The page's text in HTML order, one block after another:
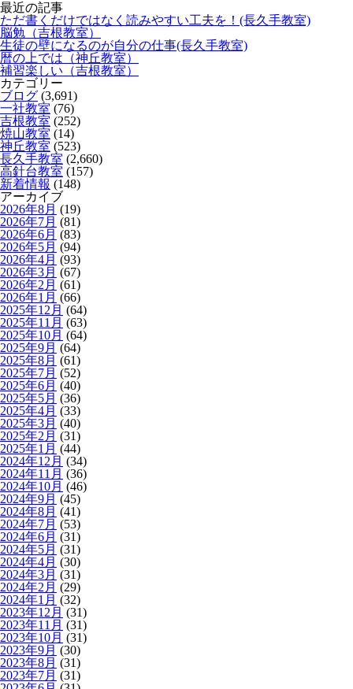
最近の記事
ただ書くだけではなく読みやすい工夫を！(長久手教室)
脳勉（吉根教室）
生徒の壁になるのが自分の仕事(長久手教室)
暦の上では（神丘教室）
補習楽しい（吉根教室）
カテゴリー
ブログ (3,691)
一社教室 (76)
吉根教室 (252)
焼山教室 (14)
神丘教室 (523)
長久手教室 (2,660)
高針台教室 (157)
新着情報 (148)
アーカイブ
2026年8月 (19)
2026年7月 (81)
2026年6月 (83)
2026年5月 (94)
2026年4月 (93)
2026年3月 (67)
2026年2月 (61)
2026年1月 (66)
2025年12月 (64)
2025年11月 (63)
2025年10月 (64)
2025年9月 (64)
2025年8月 (61)
2025年7月 (52)
2025年6月 (40)
2025年5月 (36)
2025年4月 (33)
2025年3月 (40)
2025年2月 (31)
2025年1月 (44)
2024年12月 (34)
2024年11月 (36)
2024年10月 (46)
2024年9月 (45)
2024年8月 (41)
2024年7月 (53)
2024年6月 (31)
2024年5月 (31)
2024年4月 (30)
2024年3月 (31)
2024年2月 (29)
2024年1月 (32)
2023年12月 (31)
2023年11月 (31)
2023年10月 (31)
2023年9月 (30)
2023年8月 (31)
2023年7月 (31)